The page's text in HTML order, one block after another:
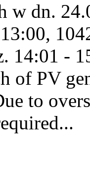
w dn.
14:01 -
of PV
to